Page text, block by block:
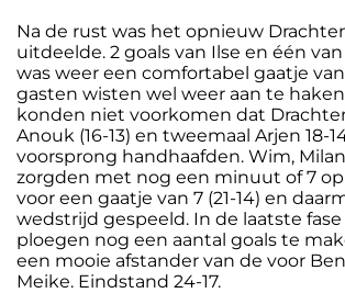
Na de rust was het opnieuw
uitdeelde. 2 goals van Ilse en één
was weer een comfortabel gaatje van
gasten wisten wel weer aan te haken
konden niet voorkomen dat
Anouk (16-13) en tweemaal Arjen 18-
voorsprong handhaafden. Wim,
zorgden met nog een minuut of 7
voor een gaatje van 7 (21-14) en
wedstrijd gespeeld. In de laatste
ploegen nog een aantal goals te
een mooie afstander van de voor
Meike. Eindstand 24-17.